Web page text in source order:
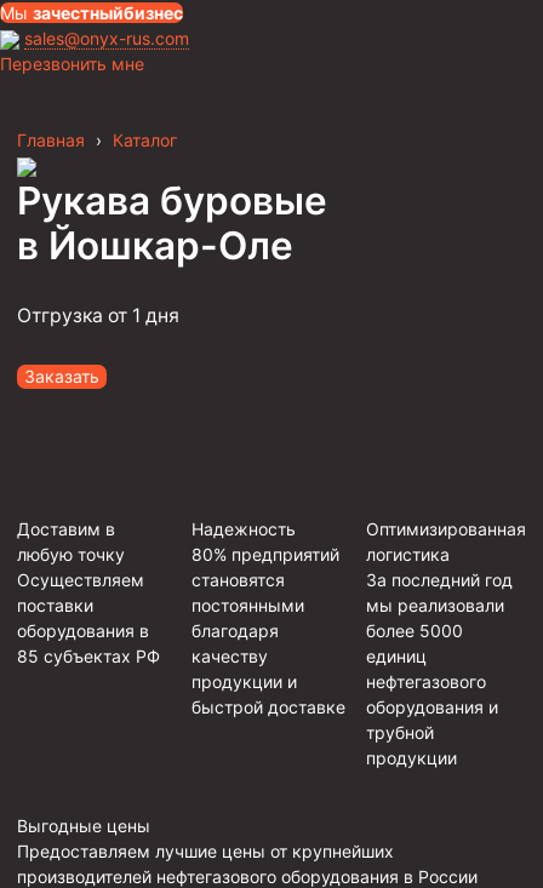
Мы зачестныйбизнес
sales@onyx-rus.com
Перезвонить мне
Главная › Каталог
Рукава буровые
в Йошкар-Оле
Отгрузка от 1 дня
Заказать
Доставим в
любую точку
Осуществляем
поставки
оборудования в
85 субъектах РФ
Надежность
80% предприятий
становятся
постоянными
благодаря
качеству
продукции и
быстрой доставке
Оптимизированная
логистика
За последний год
мы реализовали
более 5000
единиц
нефтегазового
оборудования и
трубной
продукции
Выгодные цены
Предоставляем лучшие цены от крупнейших
производителей нефтегазового оборудования в России